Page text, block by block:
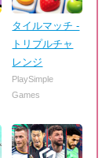
タイルマッチ -
トリプルチャ
レンジ
PlaySimple
Games